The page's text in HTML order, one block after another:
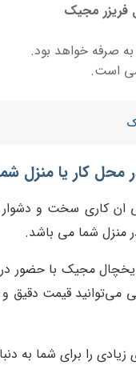
فریزر مجیک
به صرفه خواهد بود.
است.
کار یا منزل
ان کاری سخت و دشوار
منزل شما می باشد.
مجیک با حضور در
می‌توانید قیمت
را برای شما به